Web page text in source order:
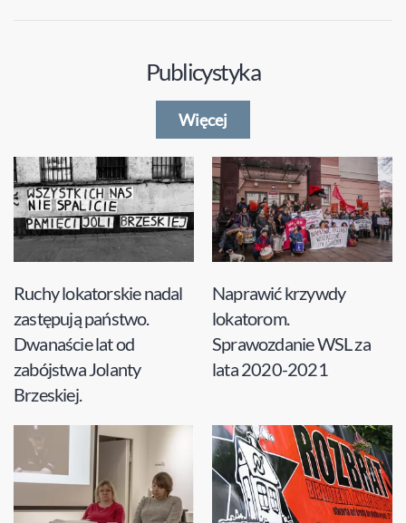
Publicystyka
Więcej
Ruchy lokatorskie nadal
zastępują państwo.
Dwanaście lat od
zabójstwa Jolanty
Brzeskiej.
Naprawić krzywdy
lokatorom.
Sprawozdanie WSL za
lata 2020-2021